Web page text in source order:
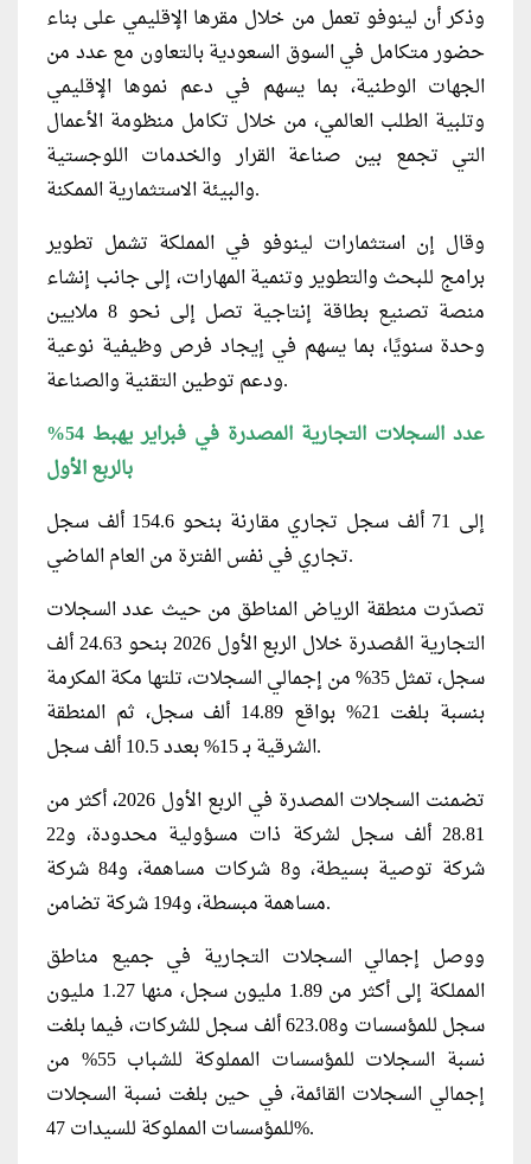
وذكر أن لينوفو تعمل من خلال مقرها الإقليمي على بناء
حضور متكامل في السوق السعودية بالتعاون مع عدد من
الجهات الوطنية، بما يسهم في دعم نموها الإقليمي
وتلبية الطلب العالمي، من خلال تكامل منظومة الأعمال
التي تجمع بين صناعة القرار والخدمات اللوجستية
والبيئة الاستثمارية الممكنة.
وقال إن استثمارات لينوفو في المملكة تشمل تطوير
برامج للبحث والتطوير وتنمية المهارات، إلى جانب إنشاء
منصة تصنيع بطاقة إنتاجية تصل إلى نحو 8 ملايين
وحدة سنويًا، بما يسهم في إيجاد فرص وظيفية نوعية
ودعم توطين التقنية والصناعة.
عدد السجلات التجارية المصدرة في فبراير يهبط 54%
إلى 71 ألف سجل تجاري مقارنة بنحو 154.6 ألف سجل
تجاري في نفس الفترة من العام الماضي.
تصدّرت منطقة الرياض المناطق من حيث عدد السجلات
التجارية المُصدرة خلال الربع الأول 2026 بنحو 24.63 ألف
سجل، تمثل 35% من إجمالي السجلات، تلتها مكة المكرمة
بنسبة بلغت 21% بواقع 14.89 ألف سجل، ثم المنطقة
الشرقية بـ 15% بعدد 10.5 ألف سجل.
تضمنت السجلات المصدرة في الربع الأول 2026، أكثر من
28.81 ألف سجل لشركة ذات مسؤولية محدودة، و22
شركة توصية بسيطة، و8 شركات مساهمة، و84 شركة
مساهمة مبسطة، و194 شركة تضامن.
ووصل إجمالي السجلات التجارية في جميع مناطق
المملكة إلى أكثر من 1.89 مليون سجل، منها 1.27 مليون
سجل للمؤسسات و623.08 ألف سجل للشركات، فيما بلغت
نسبة السجلات للمؤسسات المملوكة للشباب 55% من
إجمالي السجلات القائمة، في حين بلغت نسبة السجلات
للمؤسسات المملوكة للسيدات 47%.